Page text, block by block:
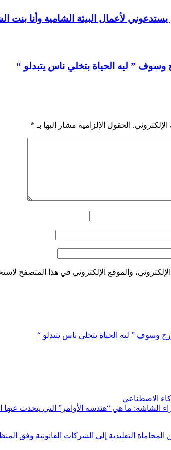
لأعمال البيئة الشامية وأنا بنت
” ليه الحياة بتخلي ناس يتبدلو “
الحقول الإلزامية مشار إليها بـ *
والموقع الإلكتروني في هذا المتصفح
” ليه الحياة بتخلي ناس يتبدلو “
الشاشة: ما هي “هندسة الأوامر” التي يتحدث عنها
التقليدية إلى الشركات القانونية وفق